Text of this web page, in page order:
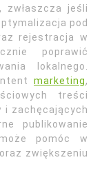
zwłaszcza jeśli
pod
rejestracja w
poprawić
lokalnego.
marketing,
treści
i zachęcających
publikowanie
pomóc w
zwiększeniu